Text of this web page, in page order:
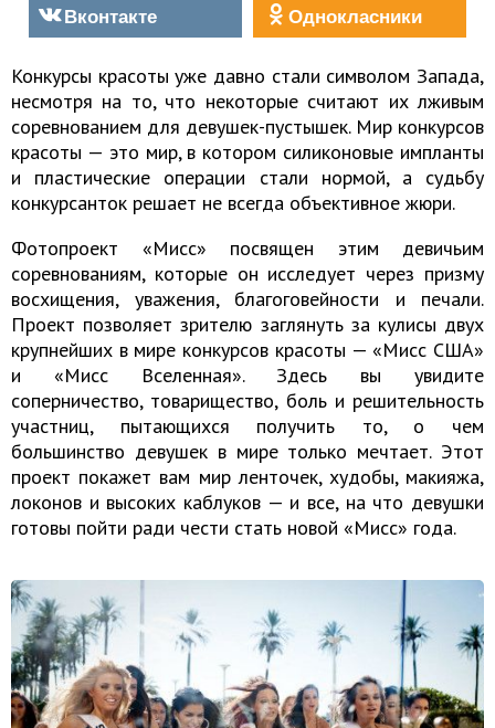
Вконтакте
Однокласники
Конкурсы красоты уже давно стали символом Запада,
несмотря на то, что некоторые считают их лживым
соревнованием для девушек-пустышек. Мир конкурсов
красоты — это мир, в котором силиконовые импланты
и пластические операции стали нормой, а судьбу
конкурсанток решает не всегда объективное жюри.
Фотопроект «Мисс» посвящен этим девичьим
соревнованиям, которые он исследует через призму
восхищения, уважения, благоговейности и печали.
Проект позволяет зрителю заглянуть за кулисы двух
крупнейших в мире конкурсов красоты — «Мисс США»
и «Мисс Вселенная». Здесь вы увидите
соперничество, товарищество, боль и решительность
участниц, пытающихся получить то, о чем
большинство девушек в мире только мечтает. Этот
проект покажет вам мир ленточек, худобы, макияжа,
локонов и высоких каблуков — и все, на что девушки
готовы пойти ради чести стать новой «Мисс» года.